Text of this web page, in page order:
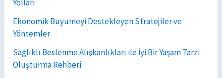
Yolları
Ekonomik Büyümeyi Destekleyen Stratejiler ve
Yöntemler
Sağlıklı Beslenme Alışkanlıkları ile İyi Bir Yaşam Tarzı
Oluşturma Rehberi